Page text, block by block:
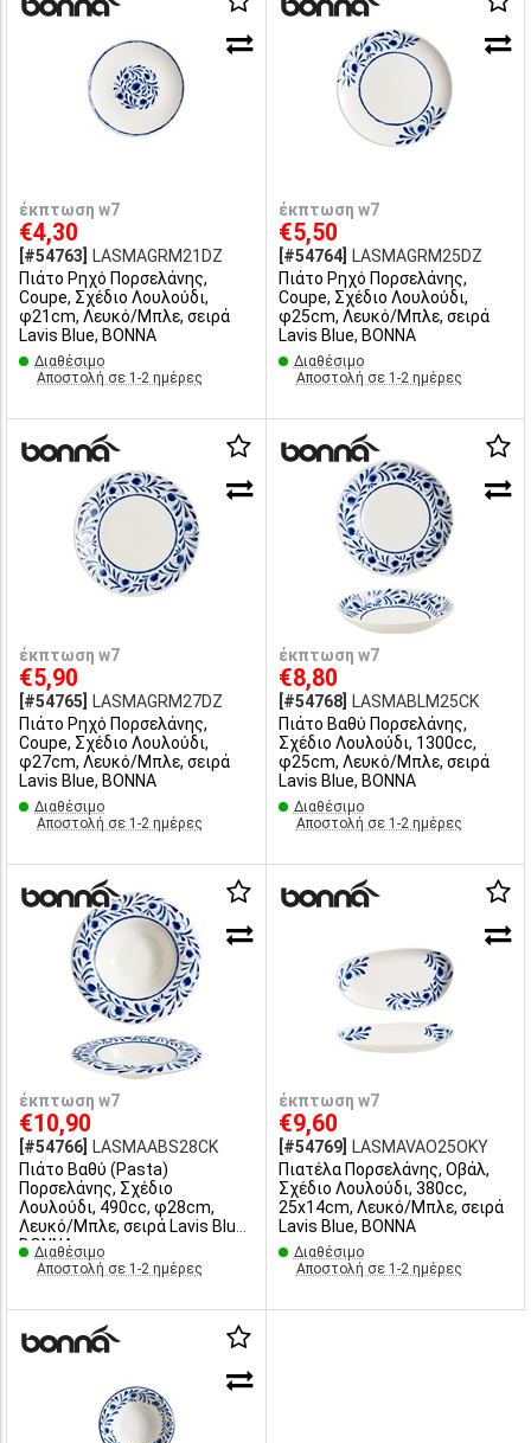
έκπτωση w7
€4,30
[#54763]
LASMAGRM21DZ
Πιάτο Ρηχό Πορσελάνης,
Coupe, Σχέδιο Λουλούδι,
φ21cm, Λευκό/Μπλε, σειρά
Lavis Blue, BONNA
Διαθέσιμο
Αποστολή σε 1-2 ημέρες
έκπτωση w7
€5,50
[#54764]
LASMAGRM25DZ
Πιάτο Ρηχό Πορσελάνης,
Coupe, Σχέδιο Λουλούδι,
φ25cm, Λευκό/Μπλε, σειρά
Lavis Blue, BONNA
Διαθέσιμο
Αποστολή σε 1-2 ημέρες
έκπτωση w7
€5,90
[#54765]
LASMAGRM27DZ
Πιάτο Ρηχό Πορσελάνης,
Coupe, Σχέδιο Λουλούδι,
φ27cm, Λευκό/Μπλε, σειρά
Lavis Blue, BONNA
Διαθέσιμο
Αποστολή σε 1-2 ημέρες
έκπτωση w7
€8,80
[#54768]
LASMABLM25CK
Πιάτο Βαθύ Πορσελάνης,
Σχέδιο Λουλούδι, 1300cc,
φ25cm, Λευκό/Μπλε, σειρά
Lavis Blue, BONNA
Διαθέσιμο
Αποστολή σε 1-2 ημέρες
έκπτωση w7
€10,90
[#54766]
LASMAABS28CK
Πιάτο Βαθύ (Pasta)
Πορσελάνης, Σχέδιο
Λουλούδι, 490cc, φ28cm,
Λευκό/Μπλε, σειρά Lavis Blue,
BONNA
Διαθέσιμο
Αποστολή σε 1-2 ημέρες
έκπτωση w7
€9,60
[#54769]
LASMAVAO25OKY
Πιατέλα Πορσελάνης, Οβάλ,
Σχέδιο Λουλούδι, 380cc,
25x14cm, Λευκό/Μπλε, σειρά
Lavis Blue, BONNA
Διαθέσιμο
Αποστολή σε 1-2 ημέρες